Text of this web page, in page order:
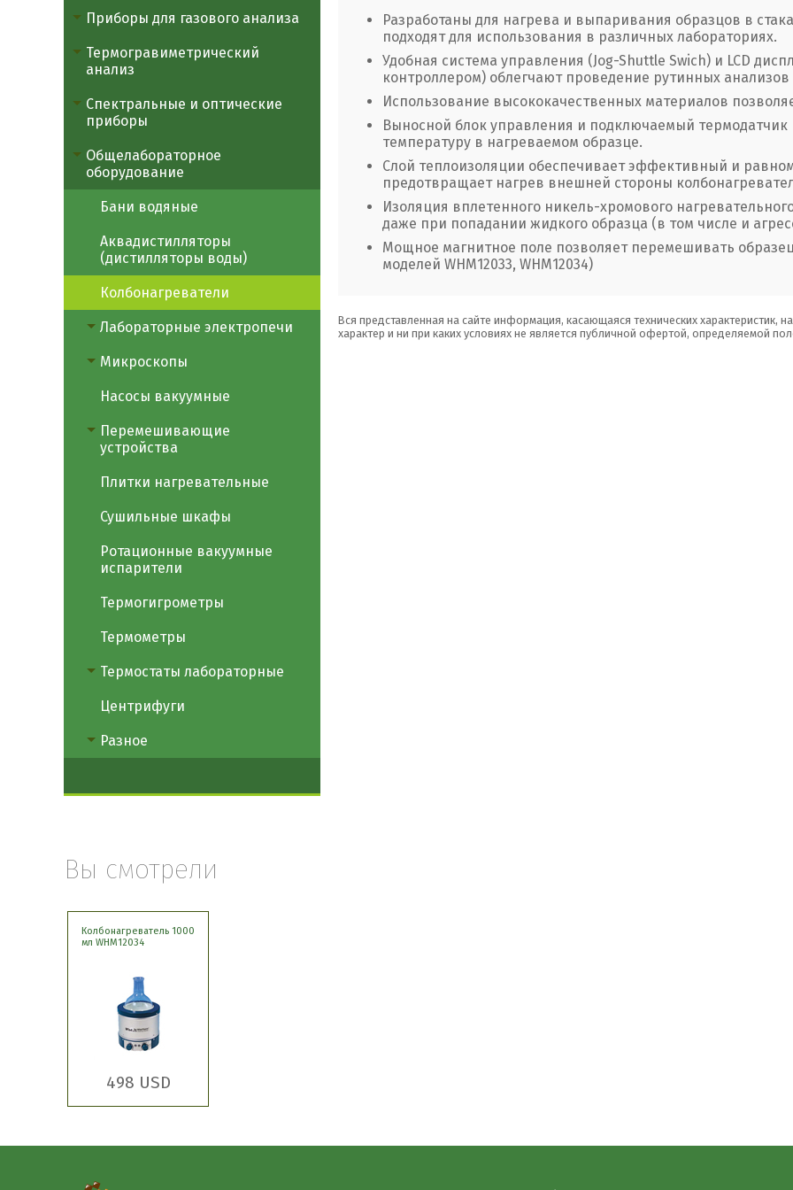
Приборы для газового анализа
Термогравиметрический
анализ
Спектральные и оптические
приборы
Общелабораторное
оборудование
Бани водяные
Аквадистилляторы
(дистилляторы воды)
Колбонагреватели
Лабораторные электропечи
Микроскопы
Насосы вакуумные
Перемешивающие
устройства
Плитки нагревательные
Сушильные шкафы
Ротационные вакуумные
испарители
Термогигрометры
Термометры
Термостаты лабораторные
Центрифуги
Разное
Разработаны для нагрева и выпаривания образцов в
подходят для использования в различных лабораториях.
Удобная система управления (Jog-Shuttle Swich) и LCD
контроллером) облегчают проведение рутинных
Использование высококачественных материалов
Выносной блок управления и подключаемый термодатчик
температуру в нагреваемом образце.
Слой теплоизоляции обеспечивает эффективный и
предотвращает нагрев внешней стороны
Изоляция вплетенного никель-хромового
даже при попадании жидкого образца (в том числе и
Мощное магнитное поле позволяет перемешивать
моделей WHM12033, WHM12034)
Вся представленная на сайте информация, касающаяся технических
характер и ни при каких условиях не является публичной офертой, определяемой
Вы смотрели
Колбонагреватель 1000
мл WHM12034
498 USD